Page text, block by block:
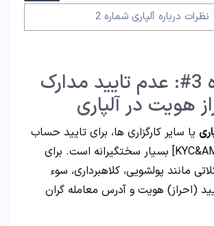
نظرات درباره آلپاری شماره 2
نظر شماره 3#: عدم تایید مدارک
هویت در آلپاری
یا سایر کارگزاری ها، برای تایید حساب
معامله گران [KYC&AML] بسیار سختگیرانه است. برای
مانند پولشویی، کلاهبرداری، سوء
(احراز) هویت و آدرس معامله گران